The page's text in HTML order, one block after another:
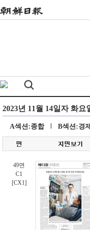
A섹션:종합 B섹션:경제
49면
C1
[CX1]